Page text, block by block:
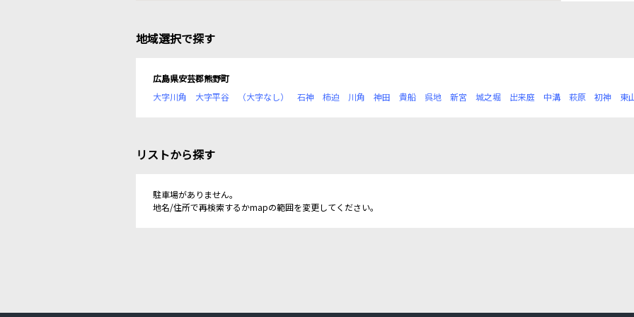
地域選択で探す
広島県安芸郡熊野町
大字川角
大字平谷 （大字なし） 石神 柿迫 川角 神田 貴船 呉地 新宮 城之堀 出来庭 中溝 萩原 初神 東
リストから探す
駐車場がありません。
地名/住所で再検索するかmapの範囲を変更してください。